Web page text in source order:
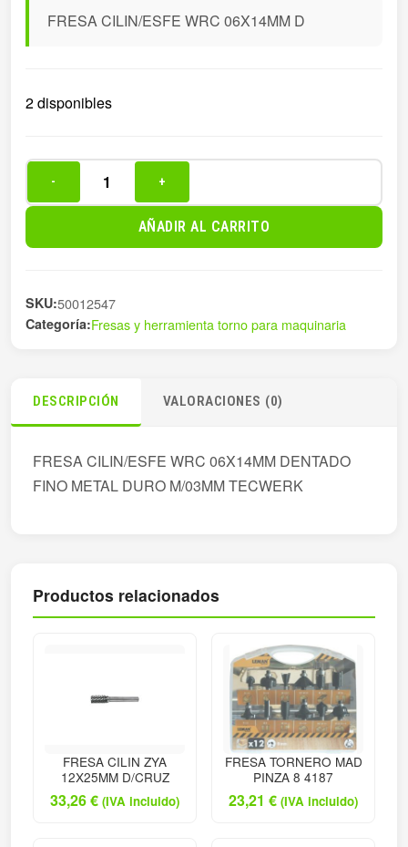
FRESA CILIN/ESFE WRC 06X14MM D
2 disponibles
CILIN/ESFE
cantidad
- +
AÑADIR AL CARRITO
SKU:50012547
Categoría:Fresas y herramienta torno para maquinaria
DESCRIPCIÓN VALORACIONES (0)
FRESA CILIN/ESFE WRC 06X14MM DENTADO
FINO METAL DURO M/03MM TECWERK
Productos relacionados
FRESA CILIN ZYA
12X25MM D/CRUZ
33,26€ (IVA incluido)
FRESA TORNERO MAD
PINZA 8 4187
23,21 € (IVA incluido)